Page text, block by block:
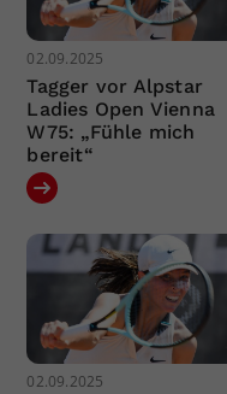
02.09.2025
Tagger vor Alpstar
Ladies Open Vienna
W75: „Fühle mich
bereit“
02.09.2025